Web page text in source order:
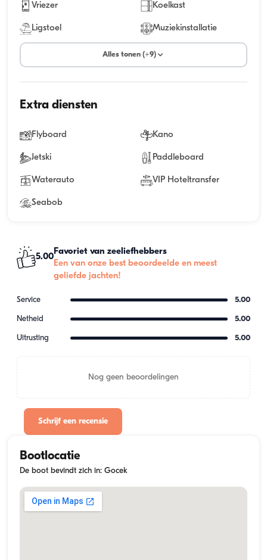
Vriezer Koelkast
Ligstoel Muziekinstallatie
Alles tonen (+9)
Extra diensten
Flyboard Kano
Jetski Paddleboard
Waterauto VIP Hoteltransfer
Seabob
5.00
Favoriet van zeeliefhebbers
Een van onze best beoordeelde en meest
geliefde jachten!
Service 5.00
Netheid 5.00
Uitrusting 5.00
Nog geen beoordelingen
Schrijf een recensie
Bootlocatie
De boot bevindt zich in: Gocek